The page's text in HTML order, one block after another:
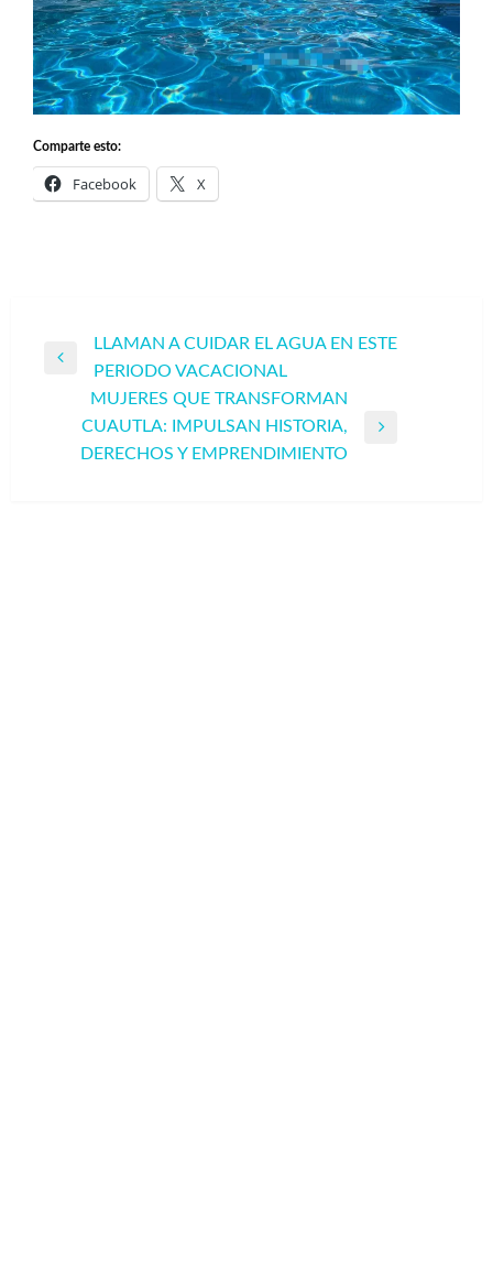
Comparte esto:
Facebook X
Navegación
entradas
Entrada
anterior
LLAMAN A CUIDAR EL AGUA EN ESTE
PERIODO VACACIONAL
MUJERES QUE TRANSFORMAN
CUAUTLA: IMPULSAN HISTORIA,
DERECHOS Y EMPRENDIMIENTO